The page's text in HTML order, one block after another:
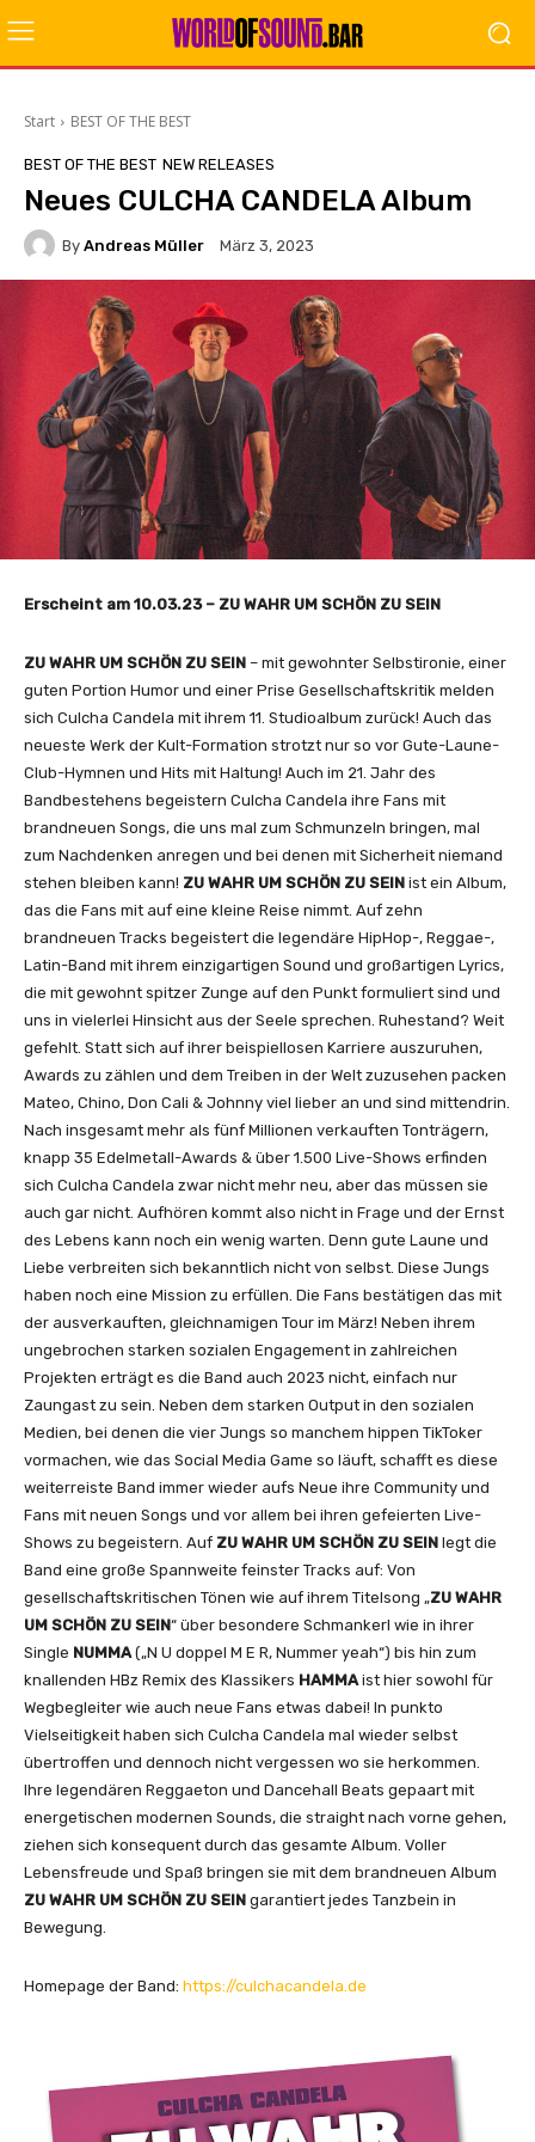
Start BEST OF THE BEST
BEST OF THE BEST NEW RELEASES
Neues CULCHA CANDELA Album
By Andreas Müller März 3, 2023
Erscheint am 10.03.23 – ZU WAHR UM SCHÖN ZU SEIN
ZU WAHR UM SCHÖN ZU SEIN – mit gewohnter Selbstironie, einer
guten Portion Humor und einer Prise Gesellschaftskritik melden
sich Culcha Candela mit ihrem 11. Studioalbum zurück! Auch das
neueste Werk der Kult-Formation strotzt nur so vor Gute-Laune-
Club-Hymnen und Hits mit Haltung! Auch im 21. Jahr des
Bandbestehens begeistern Culcha Candela ihre Fans mit
brandneuen Songs, die uns mal zum Schmunzeln bringen, mal
zum Nachdenken anregen und bei denen mit Sicherheit niemand
stehen bleiben kann! ZU WAHR UM SCHÖN ZU SEIN ist ein Album,
das die Fans mit auf eine kleine Reise nimmt. Auf zehn
brandneuen Tracks begeistert die legendäre HipHop-, Reggae-,
Latin-Band mit ihrem einzigartigen Sound und großartigen Lyrics,
die mit gewohnt spitzer Zunge auf den Punkt formuliert sind und
uns in vielerlei Hinsicht aus der Seele sprechen. Ruhestand? Weit
gefehlt. Statt sich auf ihrer beispiellosen Karriere auszuruhen,
Awards zu zählen und dem Treiben in der Welt zuzusehen packen
Mateo, Chino, Don Cali & Johnny viel lieber an und sind mittendrin.
Nach insgesamt mehr als fünf Millionen verkauften Tonträgern,
knapp 35 Edelmetall-Awards & über 1.500 Live-Shows erfinden
sich Culcha Candela zwar nicht mehr neu, aber das müssen sie
auch gar nicht. Aufhören kommt also nicht in Frage und der Ernst
des Lebens kann noch ein wenig warten. Denn gute Laune und
Liebe verbreiten sich bekanntlich nicht von selbst. Diese Jungs
haben noch eine Mission zu erfüllen. Die Fans bestätigen das mit
der ausverkauften, gleichnamigen Tour im März! Neben ihrem
ungebrochen starken sozialen Engagement in zahlreichen
Projekten erträgt es die Band auch 2023 nicht, einfach nur
Zaungast zu sein. Neben dem starken Output in den sozialen
Medien, bei denen die vier Jungs so manchem hippen TikToker
vormachen, wie das Social Media Game so läuft, schafft es diese
weiterreiste Band immer wieder aufs Neue ihre Community und
Fans mit neuen Songs und vor allem bei ihren gefeierten Live-
Shows zu begeistern. Auf ZU WAHR UM SCHÖN ZU SEIN legt die
Band eine große Spannweite feinster Tracks auf: Von
gesellschaftskritischen Tönen wie auf ihrem Titelsong „ZU WAHR
UM SCHÖN ZU SEIN“ über besondere Schmankerl wie in ihrer
Single NUMMA („N U doppel M E R, Nummer yeah“) bis hin zum
knallenden HBz Remix des Klassikers HAMMA ist hier sowohl für
Wegbegleiter wie auch neue Fans etwas dabei! In punkto
Vielseitigkeit haben sich Culcha Candela mal wieder selbst
übertroffen und dennoch nicht vergessen wo sie herkommen.
Ihre legendären Reggaeton und Dancehall Beats gepaart mit
energetischen modernen Sounds, die straight nach vorne gehen,
ziehen sich konsequent durch das gesamte Album. Voller
Lebensfreude und Spaß bringen sie mit dem brandneuen Album
ZU WAHR UM SCHÖN ZU SEIN garantiert jedes Tanzbein in
Bewegung.
Homepage der Band: https://culchacandela.de